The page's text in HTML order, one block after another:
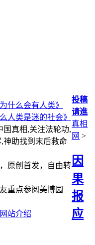
为什么会有人类》
人类是迷的社会》
国真相,关注法轮功,
神助找到末后救命
原创首发，自由转
重点参阅美博园
网站介绍
投稿
请進
真相
网 >
因
果
报
应